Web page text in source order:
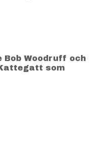
Woodruff och
som